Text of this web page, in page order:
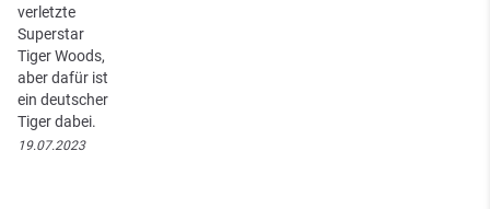
verletzte
Superstar
Tiger Woods,
aber dafür ist
ein deutscher
Tiger dabei.
19.07.2023